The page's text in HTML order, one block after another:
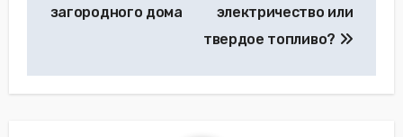
загородного дома
электричество или
твердое топливо?